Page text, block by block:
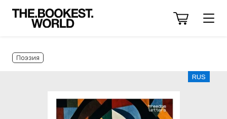
Поэзия
RUS